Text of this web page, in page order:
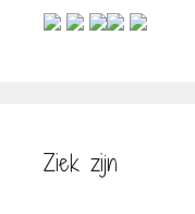
Ziek zijn